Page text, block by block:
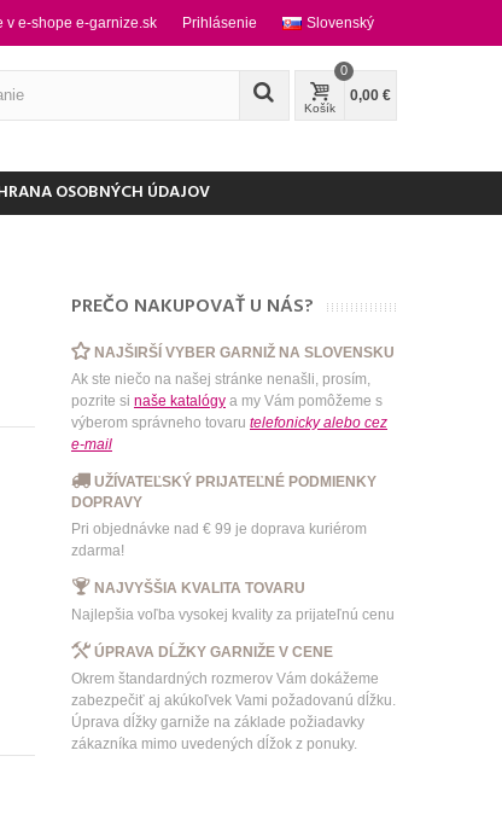
Slovenský
v e-shope e-garnize.sk Prihlásenie
Košík
0
0,00 €
OSOBNÝCH ÚDAJOV
PREČO NAKUPOVAŤ U NÁS?
NAJŠIRŠÍ VYBER GARNIŽ NA SLOVENSKU
Ak ste niečo na našej stránke nenašli, prosím,
pozrite si naše katalógya my Vám pomôžeme s
výberom správneho tovaru telefonicky alebo cez
e-mail
UŽÍVATEĽSKÝ PRIJATEĽNÉ PODMIENKY
DOPRAVY
Pri objednávke nad € 99 je doprava kuriérom
zdarma!
NAJVYŠŠIA KVALITA TOVARU
Najlepšia voľba vysokej kvality za prijateľnú cenu
ÚPRAVA DĹŽKY GARNIŽE V CENE
Okrem štandardných rozmerov Vám dokážeme
zabezpečiť aj akúkoľvek Vami požadovanú dĺžku.
Úprava dĺžky garniže na základe požiadavky
zákazníka mimo uvedených dĺžok z ponuky.